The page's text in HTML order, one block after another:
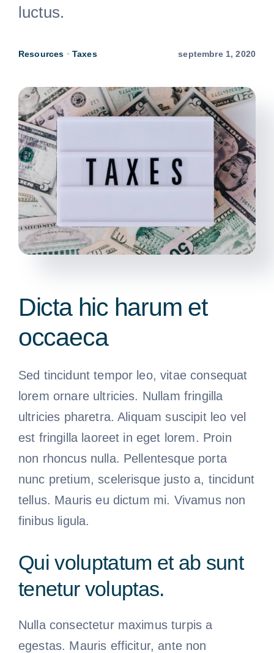
luctus.
Resources • Taxes septembre 1, 2020
Dicta hic harum et
occaeca
Sed tincidunt tempor leo, vitae consequat
lorem ornare ultricies. Nullam fringilla
ultricies pharetra. Aliquam suscipit leo vel
est fringilla laoreet in eget lorem. Proin
non rhoncus nulla. Pellentesque porta
nunc pretium, scelerisque justo a, tincidunt
tellus. Mauris eu dictum mi. Vivamus non
finibus ligula.
Qui voluptatum et ab sunt
tenetur voluptas.
Nulla consectetur maximus turpis a
egestas. Mauris efficitur, ante non